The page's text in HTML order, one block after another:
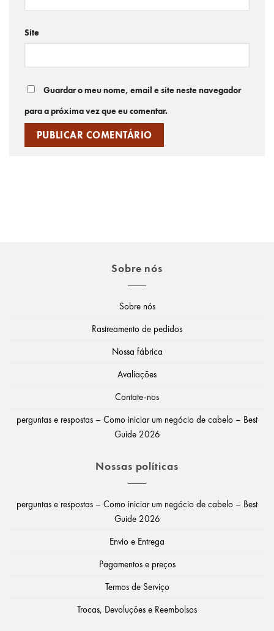
Site
Guardar o meu nome, email e site neste navegador
para a próxima vez que eu comentar.
Sobre nós
Sobre nós
Rastreamento de pedidos
Nossa fábrica
Avaliações
Contate-nos
perguntas e respostas – Como iniciar um negócio de cabelo – Best
Guide 2026
Nossas políticas
perguntas e respostas – Como iniciar um negócio de cabelo – Best
Guide 2026
Envio e Entrega
Pagamentos e preços
Termos de Serviço
Trocas, Devoluções e Reembolsos